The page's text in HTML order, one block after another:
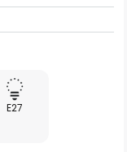
E27